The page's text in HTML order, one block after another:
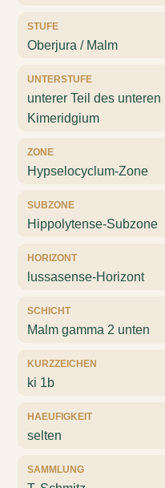
STUFE
Oberjura / Malm
UNTERSTUFE
unterer Teil des
Kimeridgium
ZONE
Hypselocyclum-Zone
SUBZONE
Hippolytense-Subzone
HORIZONT
lussasense-Horizont
SCHICHT
Malm gamma 2 unten
KURZZEICHEN
ki 1b
HAEUFIGKEIT
selten
SAMMLUNG